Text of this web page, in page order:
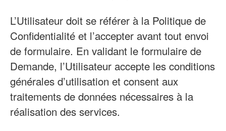
L’Utilisateur doit se référer à la Politique de
Confidentialité et l’accepter avant tout envoi
de formulaire. En validant le formulaire de
Demande, l’Utilisateur accepte les conditions
générales d’utilisation et consent aux
traitements de données nécessaires à la
réalisation des services.